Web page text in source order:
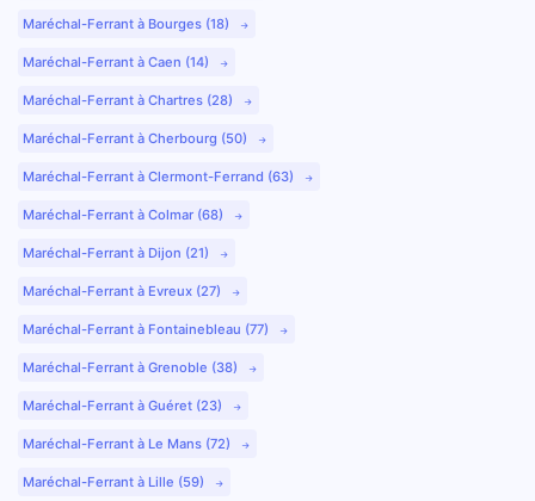
Maréchal-Ferrant à Bourges (18)
Maréchal-Ferrant à Caen (14)
Maréchal-Ferrant à Chartres (28)
Maréchal-Ferrant à Cherbourg (50)
Maréchal-Ferrant à Clermont-Ferrand (63)
Maréchal-Ferrant à Colmar (68)
Maréchal-Ferrant à Dijon (21)
Maréchal-Ferrant à Evreux (27)
Maréchal-Ferrant à Fontainebleau (77)
Maréchal-Ferrant à Grenoble (38)
Maréchal-Ferrant à Guéret (23)
Maréchal-Ferrant à Le Mans (72)
Maréchal-Ferrant à Lille (59)